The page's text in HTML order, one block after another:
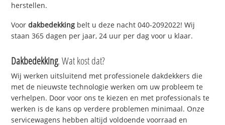
herstellen.
Voordakbedekking belt u deze nacht 040-2092022! Wij
staan 365 dagen per jaar, 24 uur per dag voor u klaar.
Dakbedekking. Wat kost dat?
Wij werken uitsluitend met professionele dakdekkers die
met de nieuwste technologie werken om uw probleem te
verhelpen. Door voor ons te kiezen en met professionals te
werken is de kans op verdere problemen minimaal. Onze
servicewagens hebben altijd voldoende voorraad en